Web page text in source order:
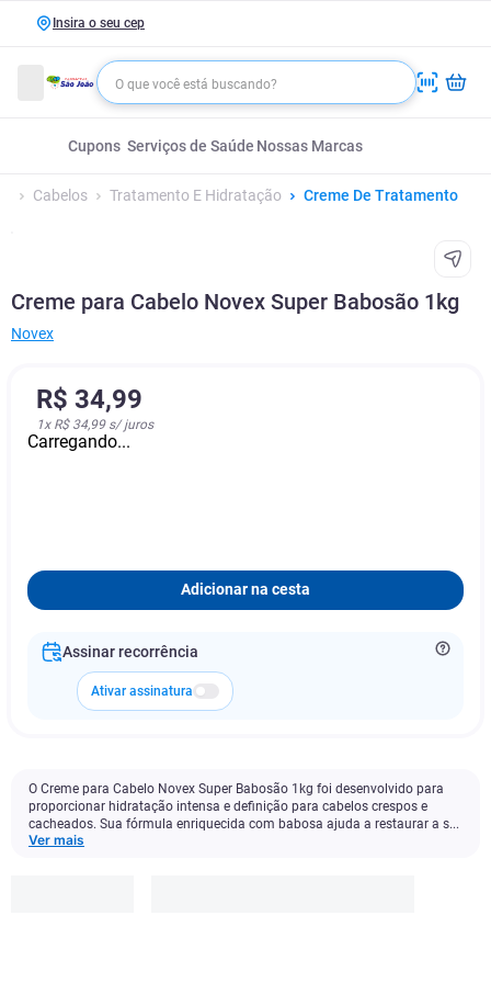
Insira o seu cep
Cupons Serviços de Saúde Nossas Marcas
Cabelos Tratamento E Hidratação Creme De Tratamento
Creme para Cabelo Novex Super Babosão 1kg
Novex
R$ 34,99
1x R$ 34,99s/ juros
Carregando...
Adicionar na cesta
Assinar recorrência
Ativar assinatura
O Creme para Cabelo Novex Super Babosão 1kg foi desenvolvido para
proporcionar hidratação intensa e definição para cabelos crespos e
cacheados. Sua fórmula enriquecida com babosa ajuda a restaurar a s...
Ver mais